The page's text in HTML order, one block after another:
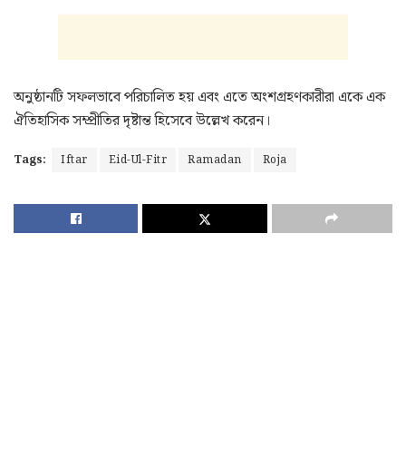
অনুষ্ঠানটি সফলভাবে পরিচালিত হয় এবং এতে অংশগ্রহণকারীরা একে এক
ঐতিহাসিক সম্প্রীতির দৃষ্টান্ত হিসেবে উল্লেখ করেন।
Tags: Iftar Eid-Ul-Fitr Ramadan Roja